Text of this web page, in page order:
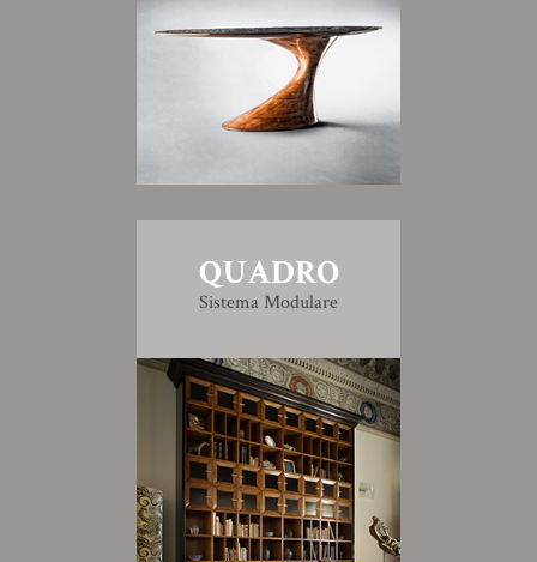
QUADRO
Sistema Modulare